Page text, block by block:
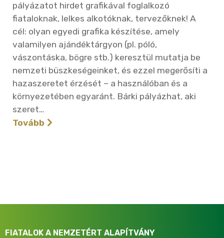
pályázatot hirdet grafikával foglalkozó
fiataloknak, lelkes alkotóknak, tervezőknek! A
cél: olyan egyedi grafika készítése, amely
valamilyen ajándéktárgyon (pl. póló,
vászontáska, bögre stb.) keresztül mutatja be
nemzeti büszkeségeinket, és ezzel megerősíti a
hazaszeretet érzését – a használóban és a
környezetében egyaránt. Bárki pályázhat, aki
szeret…
Tovább
FIATALOK A NEMZETÉRT ALAPÍTVÁNY